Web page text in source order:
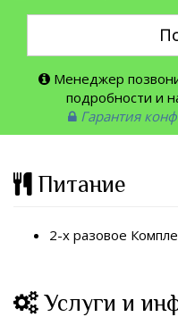
Менеджер
подробности и
Гарантия
Питание
2-х разовое
Услуги и